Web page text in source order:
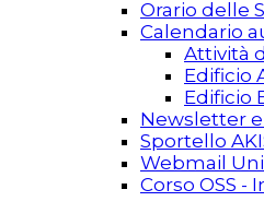
Orario delle
Calendario
Attività
Edificio
Edificio
Newsletter
Sportello
Webmail
Corso OSS -